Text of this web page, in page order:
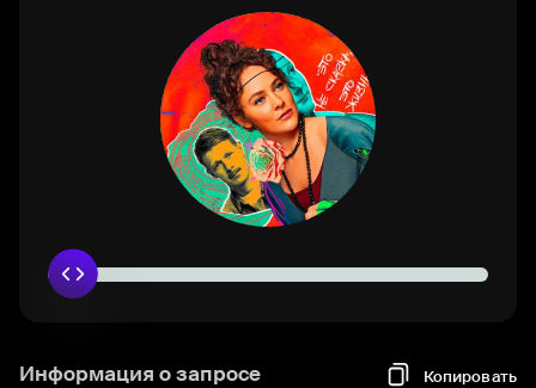
Информация о запросе Копировать